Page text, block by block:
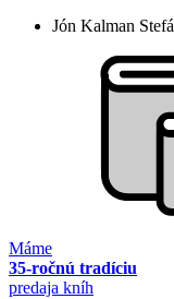
Jón Kalman
Máme
35-ročnú tradíciu
predaja kníh